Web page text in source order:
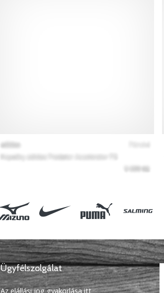
Ügyfélszolgálat
Az elállási jog gyakorlása itt